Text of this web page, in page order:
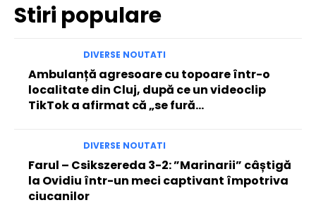
Stiri populare
DIVERSE NOUTATI
Ambulanță agresoare cu topoare într-o
localitate din Cluj, după ce un videoclip
TikTok a afirmat că „se fură…
DIVERSE NOUTATI
Farul – Csikszereda 3-2: ”Marinarii” câștigă
la Ovidiu într-un meci captivant împotriva
ciucanilor